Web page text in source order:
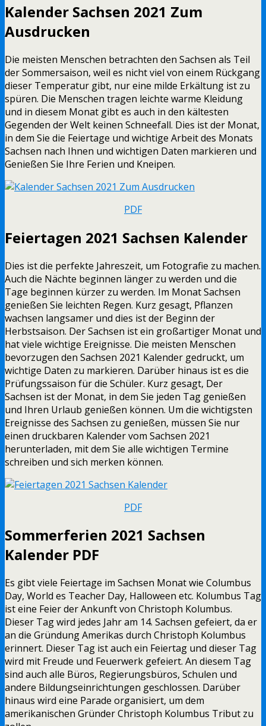
Kalender Sachsen 2021 Zum
Ausdrucken
Die meisten Menschen betrachten den Sachsen als Teil
der Sommersaison, weil es nicht viel von einem Rückgang
dieser Temperatur gibt, nur eine milde Erkältung ist zu
spüren. Die Menschen tragen leichte warme Kleidung
und in diesem Monat gibt es auch in den kältesten
Gegenden der Welt keinen Schneefall. Dies ist der Monat,
in dem Sie die Feiertage und wichtige Arbeit des Monats
Sachsen nach Ihnen und wichtigen Daten markieren und
Genießen Sie Ihre Ferien und Kneipen.
PDF
Feiertagen 2021 Sachsen Kalender
Dies ist die perfekte Jahreszeit, um Fotografie zu machen.
Auch die Nächte beginnen länger zu werden und die
Tage beginnen kürzer zu werden. Im Monat Sachsen
genießen Sie leichten Regen. Kurz gesagt, Pflanzen
wachsen langsamer und dies ist der Beginn der
Herbstsaison. Der Sachsen ist ein großartiger Monat und
hat viele wichtige Ereignisse. Die meisten Menschen
bevorzugen den Sachsen 2021 Kalender gedruckt, um
wichtige Daten zu markieren. Darüber hinaus ist es die
Prüfungssaison für die Schüler. Kurz gesagt, Der
Sachsen ist der Monat, in dem Sie jeden Tag genießen
und Ihren Urlaub genießen können. Um die wichtigsten
Ereignisse des Sachsen zu genießen, müssen Sie nur
einen druckbaren Kalender vom Sachsen 2021
herunterladen, mit dem Sie alle wichtigen Termine
schreiben und sich merken können.
PDF
Sommerferien 2021 Sachsen
Kalender PDF
Es gibt viele Feiertage im Sachsen Monat wie Columbus
Day, World es Teacher Day, Halloween etc. Kolumbus Tag
ist eine Feier der Ankunft von Christoph Kolumbus.
Dieser Tag wird jedes Jahr am 14. Sachsen gefeiert, da er
an die Gründung Amerikas durch Christoph Kolumbus
erinnert. Dieser Tag ist auch ein Feiertag und dieser Tag
wird mit Freude und Feuerwerk gefeiert. An diesem Tag
sind auch alle Büros, Regierungsbüros, Schulen und
andere Bildungseinrichtungen geschlossen. Darüber
hinaus wird eine Parade organisiert, um dem
amerikanischen Gründer Christoph Kolumbus Tribut zu